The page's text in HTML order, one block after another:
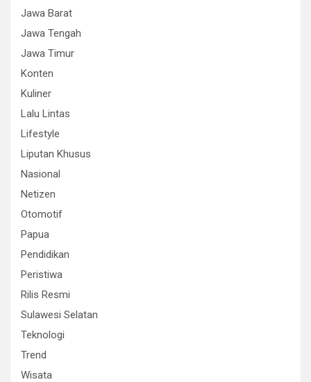
Jawa Barat
Jawa Tengah
Jawa Timur
Konten
Kuliner
Lalu Lintas
Lifestyle
Liputan Khusus
Nasional
Netizen
Otomotif
Papua
Pendidikan
Peristiwa
Rilis Resmi
Sulawesi Selatan
Teknologi
Trend
Wisata